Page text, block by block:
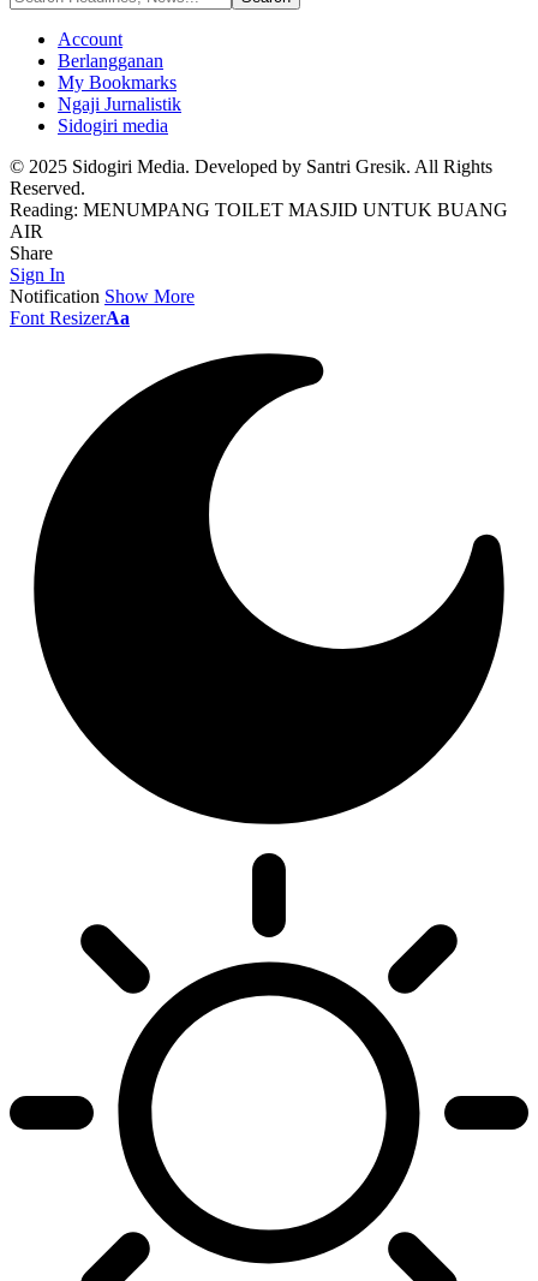
Account
Berlangganan
My Bookmarks
Ngaji Jurnalistik
Sidogiri media
© 2025 Sidogiri Media. Developed by Santri Gresik. All Rights
Reserved.
Reading: MENUMPANG TOILET MASJID UNTUK BUANG
AIR
Share
Sign In
Notification Show More
Font ResizerAa